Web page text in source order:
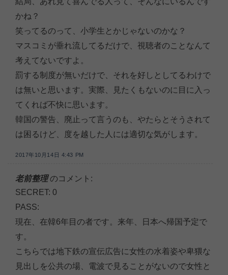
かね？
笑ってるのって、小学生とかじゃないのかな？
マスコミが垂れ流してるだけで、視聴者のことなんて
考えてないですよ。
罰する制度が無いだけで、それを好しとしてるわけで
は無いと思います。実際、見たくもないのに目に入っ
てくれば不快に思います。
韓国の警告、廃止って言うのも、やたらとそうされて
は困るけど、度を越した人には適切な気がします。
2017年10月14日 4:43 PM
老前整理 のコメント:
SECRET: 0
PASS:
現在、在韓6年目の者です。来年、日本へ帰国予定で
す。
こちらでは地下鉄の宣伝広告に女性の水着姿や卑猥な
見出しを公共の場、電波で見ることがないので女性と